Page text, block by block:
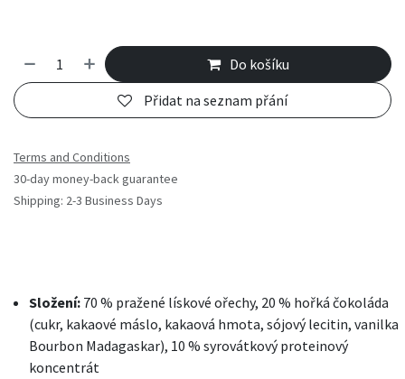
Do košíku
Přidat na seznam přání
Terms and Conditions
30-day money-back guarantee
Shipping: 2-3 Business Days
Složení: 70 % pražené lískové ořechy, 20 % hořká čokoláda
(cukr, kakaové máslo, kakaová hmota, sójový lecitin, vanilka
Bourbon Madagaskar), 10 % syrovátkový proteinový
koncentrát